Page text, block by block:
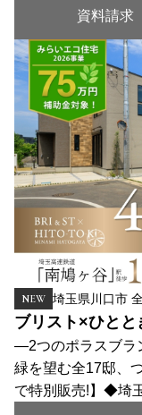
資料請求
NEW 埼玉県川口市
ブリスト×ひとと
―2つのポラスブラ
緑を望む全17邸、
で特別販売!】◆埼